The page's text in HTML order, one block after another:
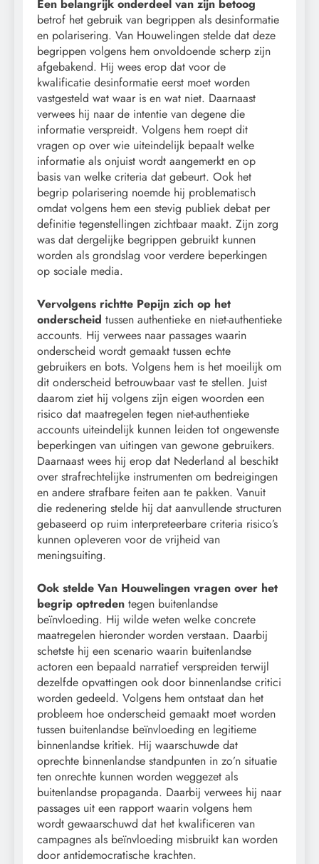
Een belangrijk onderdeel van zijn betoog
betrof het gebruik van begrippen als desinformatie
en polarisering. Van Houwelingen stelde dat deze
begrippen volgens hem onvoldoende scherp zijn
afgebakend. Hij wees erop dat voor de
kwalificatie desinformatie eerst moet worden
vastgesteld wat waar is en wat niet. Daarnaast
verwees hij naar de intentie van degene die
informatie verspreidt. Volgens hem roept dit
vragen op over wie uiteindelijk bepaalt welke
informatie als onjuist wordt aangemerkt en op
basis van welke criteria dat gebeurt. Ook het
begrip polarisering noemde hij problematisch
omdat volgens hem een stevig publiek debat per
definitie tegenstellingen zichtbaar maakt. Zijn zorg
was dat dergelijke begrippen gebruikt kunnen
worden als grondslag voor verdere beperkingen
op sociale media.
Vervolgens richtte Pepijn zich op het
onderscheid tussen authentieke en niet-authentieke
accounts. Hij verwees naar passages waarin
onderscheid wordt gemaakt tussen echte
gebruikers en bots. Volgens hem is het moeilijk om
dit onderscheid betrouwbaar vast te stellen. Juist
daarom ziet hij volgens zijn eigen woorden een
risico dat maatregelen tegen niet-authentieke
accounts uiteindelijk kunnen leiden tot ongewenste
beperkingen van uitingen van gewone gebruikers.
Daarnaast wees hij erop dat Nederland al beschikt
over strafrechtelijke instrumenten om bedreigingen
en andere strafbare feiten aan te pakken. Vanuit
die redenering stelde hij dat aanvullende structuren
gebaseerd op ruim interpreteerbare criteria risico’s
kunnen opleveren voor de vrijheid van
meningsuiting.
Ook stelde Van Houwelingen vragen over het
begrip optreden tegen buitenlandse
beïnvloeding. Hij wilde weten welke concrete
maatregelen hieronder worden verstaan. Daarbij
schetste hij een scenario waarin buitenlandse
actoren een bepaald narratief verspreiden terwijl
dezelfde opvattingen ook door binnenlandse critici
worden gedeeld. Volgens hem ontstaat dan het
probleem hoe onderscheid gemaakt moet worden
tussen buitenlandse beïnvloeding en legitieme
binnenlandse kritiek. Hij waarschuwde dat
oprechte binnenlandse standpunten in zo’n situatie
ten onrechte kunnen worden weggezet als
buitenlandse propaganda. Daarbij verwees hij naar
passages uit een rapport waarin volgens hem
wordt gewaarschuwd dat het kwalificeren van
campagnes als beïnvloeding misbruikt kan worden
door antidemocratische krachten.